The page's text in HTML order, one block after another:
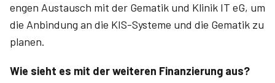
engen Austausch mit der Gematik und Klinik IT eG, um
die Anbindung an die KIS-Systeme und die Gematik zu
planen.
Wie sieht es mit der weiteren Finanzierung aus?